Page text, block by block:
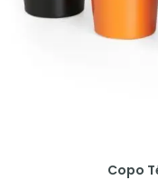
Copo